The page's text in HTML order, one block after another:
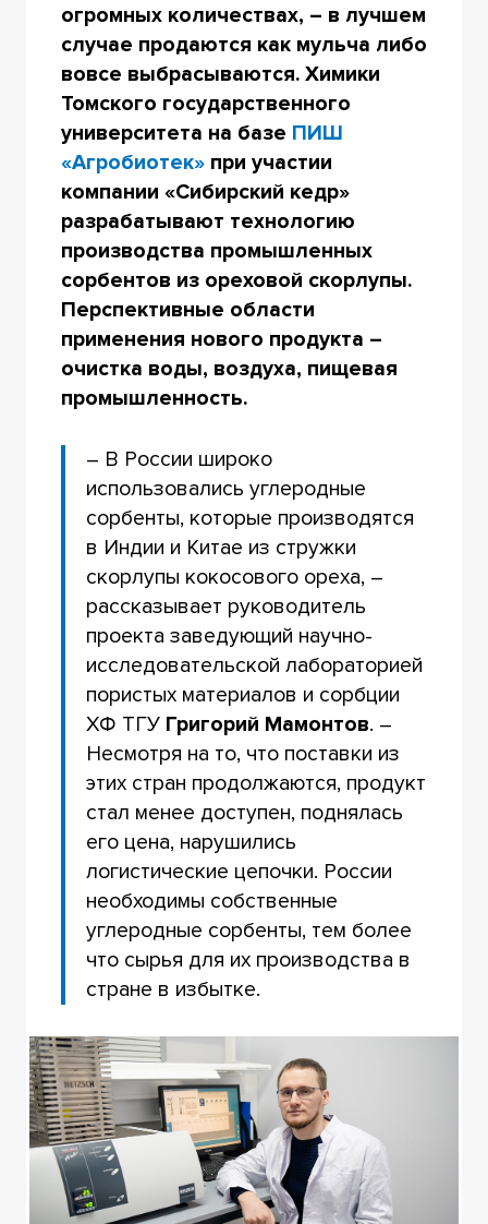
огромных количествах, – в лучшем
случае продаются как мульча либо
вовсе выбрасываются. Химики
Томского государственного
университета на базе ПИШ
«Агробиотек»при участии
компании «Сибирский кедр»
разрабатывают технологию
производства промышленных
сорбентов из ореховой скорлупы.
Перспективные области
применения нового продукта –
очистка воды, воздуха, пищевая
промышленность.
– В России широко
использовались углеродные
сорбенты, которые производятся
в Индии и Китае из стружки
скорлупы кокосового ореха, –
рассказывает руководитель
проекта заведующий научно-
исследовательской лабораторией
пористых материалов и сорбции
ХФ ТГУ Григорий Мамонтов. –
Несмотря на то, что поставки из
этих стран продолжаются, продукт
стал менее доступен, поднялась
его цена, нарушились
логистические цепочки. России
необходимы собственные
углеродные сорбенты, тем более
что сырья для их производства в
стране в избытке.